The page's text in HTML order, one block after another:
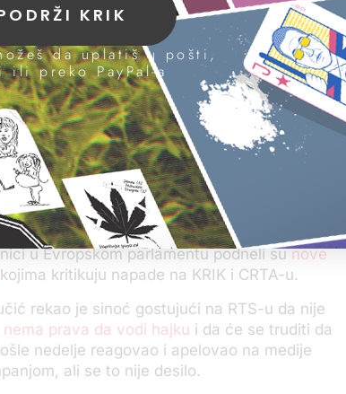
u Srbiji da zaštite nezavisne medije i civilno
da rade u slobodnom okruženju što je
društvo.
dana predstavnici vlasti i provladini tabloidi
sa grupom Veljka Belivuka, a poslanik
u skupštini nas je optužio da ne plaćamo
strane ambasade, tela Evropske unije i
udruženja i organizacije civilnog
u Evropskom parlamentu podneli sunove
kojima kritikuju napade na KRIK i CRTA-u.
rekao je sinoć gostujući na RTS-u da nije
nema prava da vodi hajku i da će se truditi da
nedelje reagovao i apelovao na medije
ali se to nije desilo.
KRIK
da uplatiš u pošti,
ili preko PayPal-a